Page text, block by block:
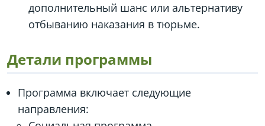
дополнительный шанс или альтернативу
отбыванию наказания в тюрьме.
Детали программы
Программа включает следующие
направления: